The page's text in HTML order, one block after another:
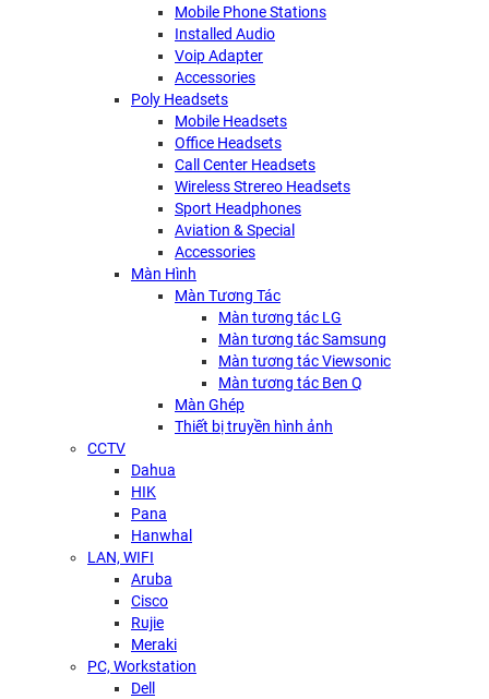
Mobile Phone Stations
Installed Audio
Voip Adapter
Accessories
Poly Headsets
Mobile Headsets
Office Headsets
Call Center Headsets
Wireless Strereo Headsets
Sport Headphones
Aviation & Special
Accessories
Màn Hình
Màn Tương Tác
Màn tương tác LG
Màn tương tác Samsung
Màn tương tác Viewsonic
Màn tương tác Ben Q
Màn Ghép
Thiết bị truyền hình ảnh
CCTV
Dahua
HIK
Pana
Hanwhal
LAN, WIFI
Aruba
Cisco
Rujie
Meraki
PC, Workstation
Dell